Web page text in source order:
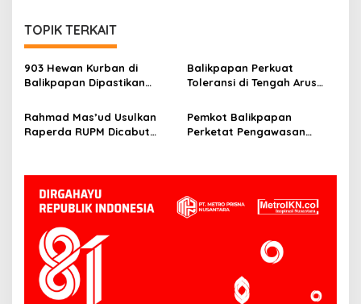
TOPIK TERKAIT
903 Hewan Kurban di
Balikpapan Dipastikan
Balikpapan Perkuat
Toleransi di Tengah Arus
Rahmad Mas’ud Usulkan
Raperda RUPM Dicabut
Pemkot Balikpapan
Perketat Pengawasan
Dikelola Baik